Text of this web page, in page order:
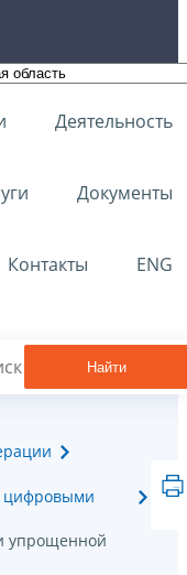
Деятельность
Документы
Контакты ENG
Найти
цифровыми
упрощенной